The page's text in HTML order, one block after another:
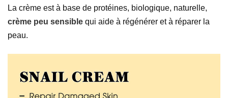
La crème est à base de protéines, biologique, naturelle,
crème peu sensible qui aide à régénérer et à réparer la
peau.